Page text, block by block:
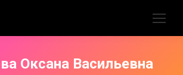
Оксана Васильевна